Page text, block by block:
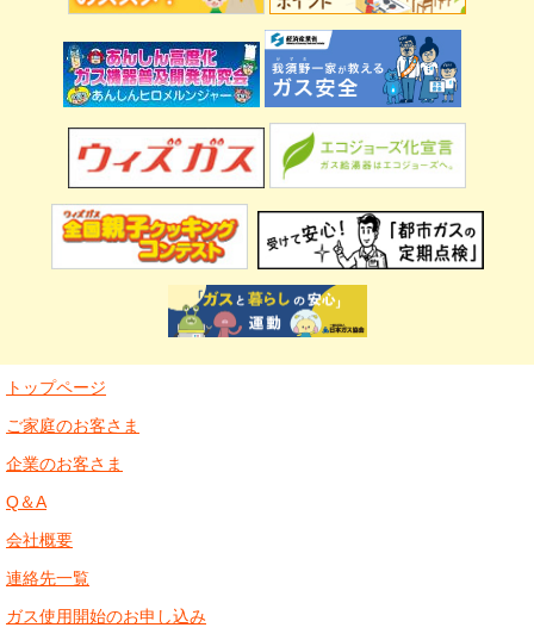
トップページ
ご家庭のお客さま
企業のお客さま
Q＆A
会社概要
連絡先一覧
ガス使用開始のお申し込み